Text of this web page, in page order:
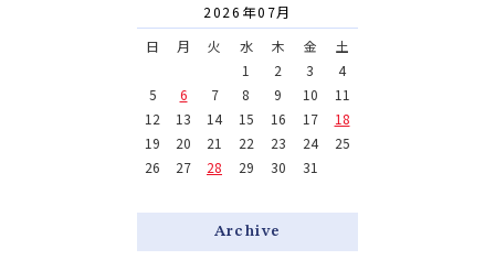
2026年07月
日
月 火 水 木 金
土
1
2 3
4
5
6 7 8 9 10
11
12
13 14 15 16 17
18
19
20 21 22 23 24
25
26
27 28 29 30 31
Archive